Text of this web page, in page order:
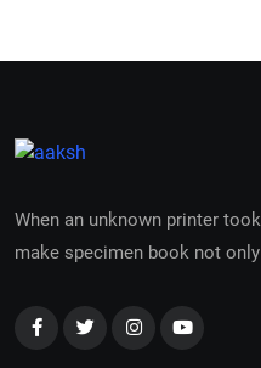
When an unknown printer
make specimen book not